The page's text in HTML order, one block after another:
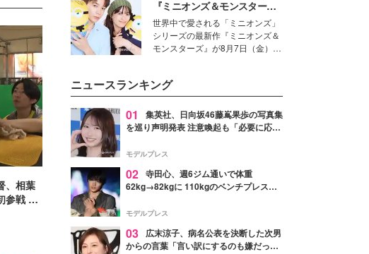
、相葉
参戦 ド
時間
ター・茅野しのぶ。一人ひとりの
個性に寄り添い、魅力を引き出す
衣装作りは、多くの女性たちに勇
気と自信を与え続けている。
『ミニオンズ＆モンスター
ズ』の魅力熱弁 ハチャメチャ
だけじゃない“友情と絆”に感
動
世界中で愛される「ミニオンズ」
シリーズの最新作『ミニオンズ＆
モンスターズ』が8月7日（金）に
デルの宮城舞と島村雄大の特別対
談をお届け！それぞれの視点か
ら、今作ならではの魅力や予想外
の感動をもたらす奥深いストーリ
た。
ニュースランキング
01
集英社、日向坂46藤嶌果歩の写真集
を巡り声明発表 注意喚起も「必要に応じ
モデルプレス
02 寺田心、週6ジム通いで体重
62kg→82kgに 110kgのベンチプレス持
「かっこいい」と反響
モデルプレス
03
広末涼子、病名公表を決断した次男
からの言葉「言い訳にするのも嫌だっ